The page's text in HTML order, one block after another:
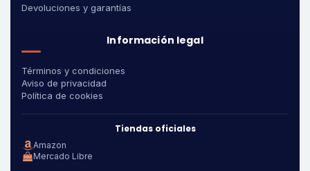
Devoluciones y garantías
Información legal
Términos y condiciones
Aviso de privacidad
Política de cookies
Tiendas oficiales
Amazon
Mercado Libre